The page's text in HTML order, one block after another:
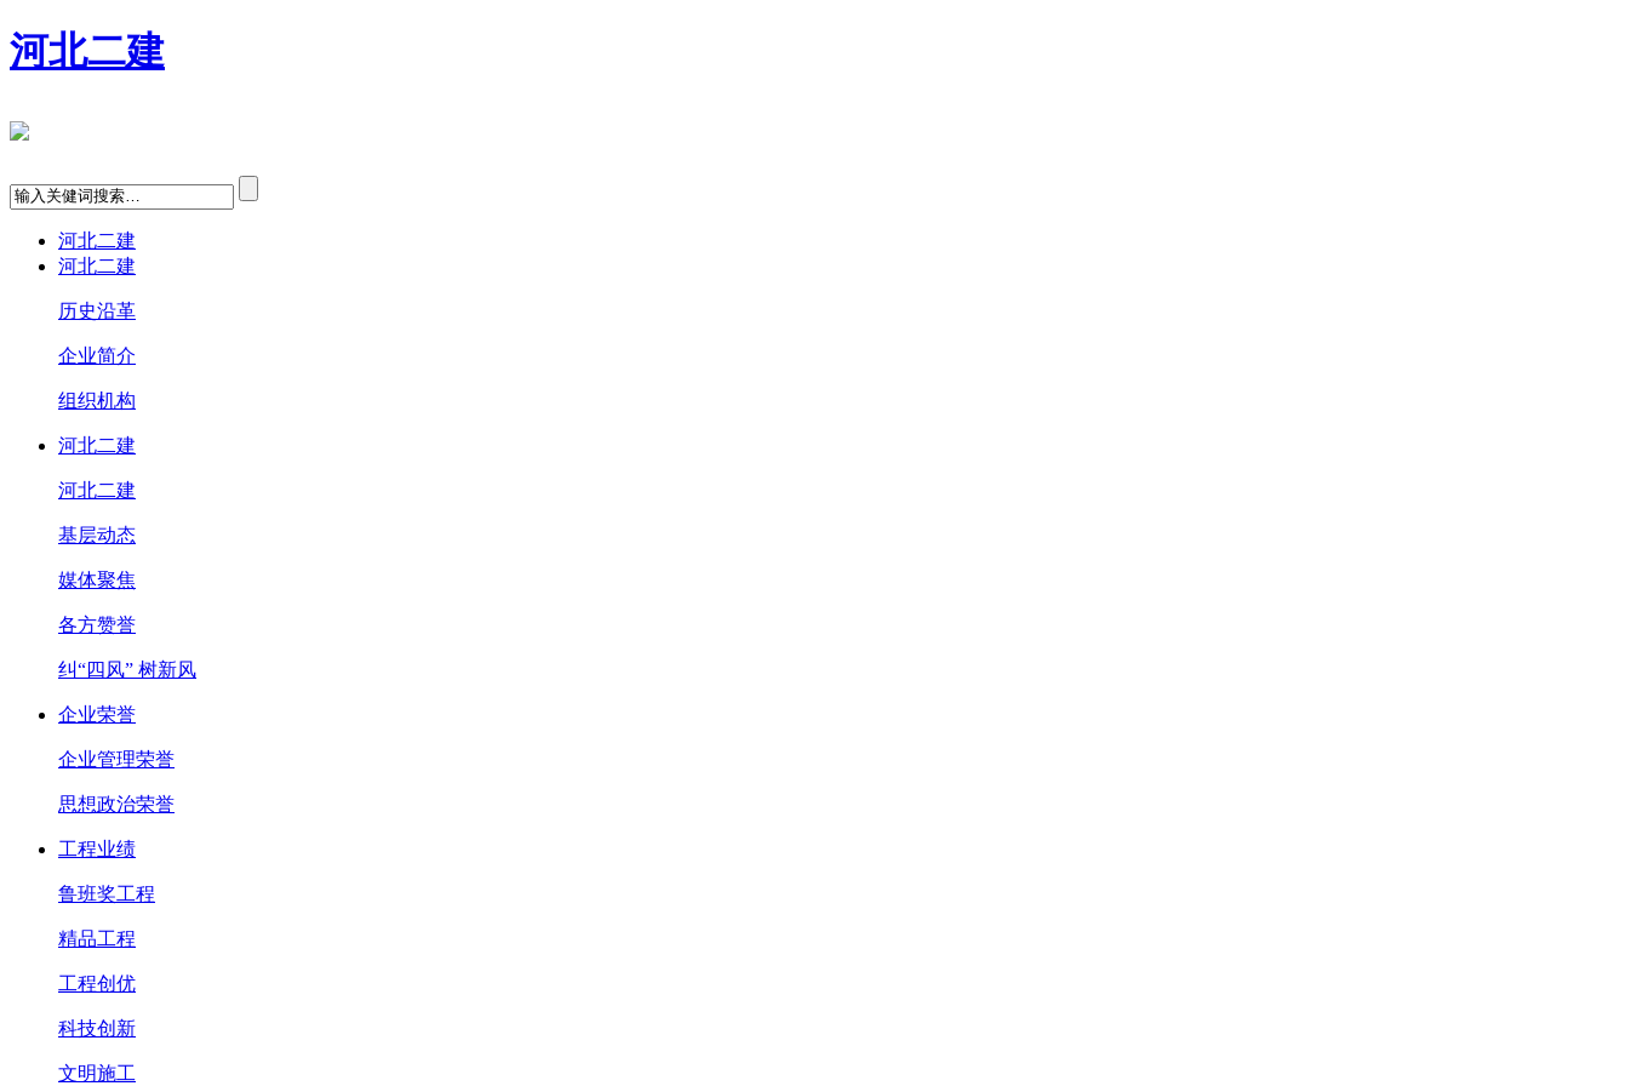
河北二建
河北二建
河北二建
历史沿革
企业简介
组织机构
河北二建
河北二建
基层动态
媒体聚焦
各方赞誉
纠“四风” 树新风
企业荣誉
企业管理荣誉
思想政治荣誉
工程业绩
鲁班奖工程
精品工程
工程创优
科技创新
文明施工